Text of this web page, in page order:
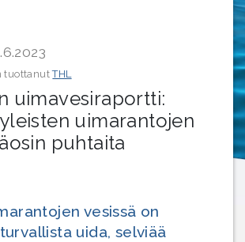
tuottanutTHL
uimavesiraportti:
uimarantojen
puhtaita
vesissä on
uida, selviää